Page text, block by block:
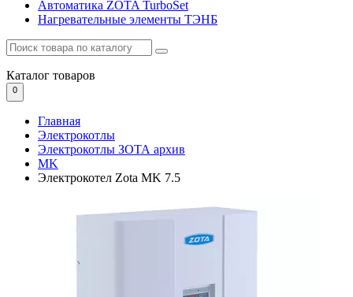
Автоматика ZOTA TurboSet
Нагревательные элементы ТЭНБ
Каталог товаров
0
Главная
Электрокотлы
Электрокотлы ЗОТА архив
MK
Электрокотел Zota MK 7.5